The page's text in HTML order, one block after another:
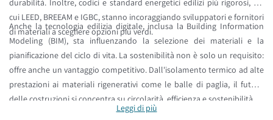
durabilità. Inoltre, codici e standard energetici edilizi più rigorosi, tra
cui LEED, BREEAM e IGBC, stanno incoraggiando sviluppatori e fornitori
di materiali a scegliere opzioni più verdi.
Anche la tecnologia edilizia digitale, inclusa la Building Information
Modeling (BIM), sta influenzando la selezione dei materiali e la
pianificazione del ciclo di vita. La sostenibilità non è solo un requisito:
offre anche un vantaggio competitivo. Dall'isolamento termico ad alte
prestazioni ai materiali rigenerativi come le balle di paglia, il futuro
delle costruzioni si concentra su circolarità, efficienza e sostenibilità.
Leggi di più